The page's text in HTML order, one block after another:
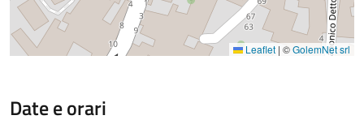
Leaflet | ©GolemNet srl
Date e orari